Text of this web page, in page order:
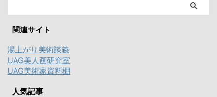
関連サイト
湯上がり美術談義
UAG美人画研究室
UAG美術家資料棚
人気記事